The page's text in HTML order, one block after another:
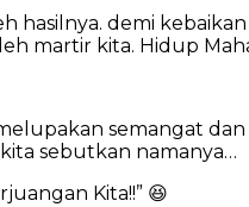
demi
martir kita. Hidup
semangat
sebutkan namanya…
Kita!!” 😆